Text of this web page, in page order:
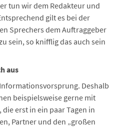
tun wir dem Redakteur und
gilt es bei der
Sprechers dem Auftraggeber
sein, so knifflig das auch sein
aus
Deshalb
beispielsweise gerne mit
erst in ein paar Tagen in
Partner und den „großen